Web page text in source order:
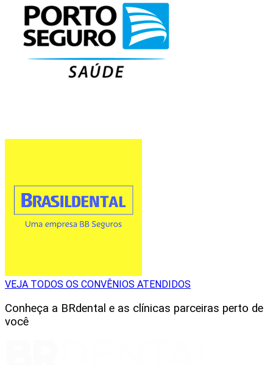
VEJA TODOS OS CONVÊNIOS ATENDIDOS
Conheça a BRdental e as clínicas parceiras perto de
você